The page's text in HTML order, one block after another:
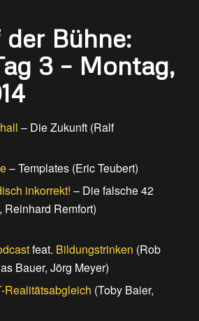
der Bühne:
3 – Montag,
– Die Zukunft (Ralf
– Templates (Eric Teubert)
inkorrekt! – Die falsche 42
Reinhard Remfort)
feat. Bildungstrinken (Rob
Bauer, Jörg Meyer)
Realitätsabgleich (Toby Baier,